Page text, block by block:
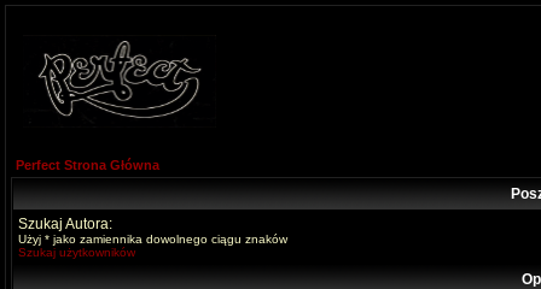
Perfect Strona Główna
Szukaj Autora:
Użyj * jako zamiennika dowolnego ciągu znaków
Szukaj użytkowników